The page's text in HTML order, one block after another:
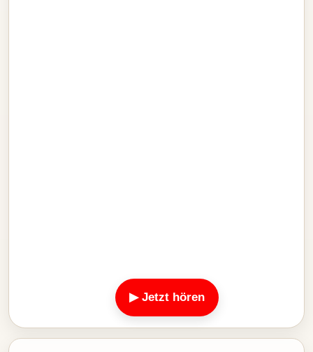
▶ Jetzt hören